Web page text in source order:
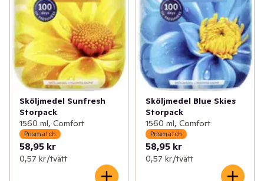
Sköljmedel Sunfresh
Storpack
1560 ml, Comfort
Prismatch
58,95 kr
0,57 kr /tvätt
Sköljmedel Blue Skies
Storpack
1560 ml, Comfort
Prismatch
58,95 kr
0,57 kr /tvätt